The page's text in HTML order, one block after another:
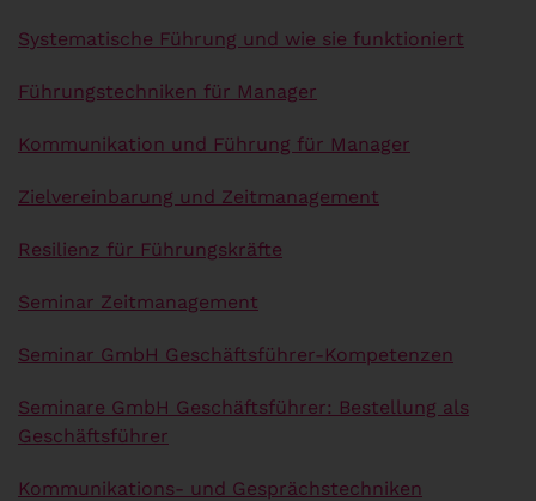
Systematische Führung und wie sie funktioniert
Führungstechniken für Manager
Kommunikation und Führung für Manager
Zielvereinbarung und Zeitmanagement
Resilienz für Führungskräfte
Seminar Zeitmanagement
Seminar GmbH Geschäftsführer-Kompetenzen
Seminare GmbH Geschäftsführer: Bestellung als
Geschäftsführer
Kommunikations- und Gesprächstechniken